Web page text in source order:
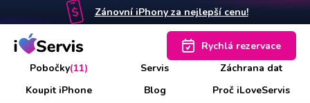
Zánovní iPhony za nejlepší cenu!
Pobočky(11) Servis
Záchrana dat
Koupit iPhone
Blog Proč iLoveServis
Rychlá rezervace